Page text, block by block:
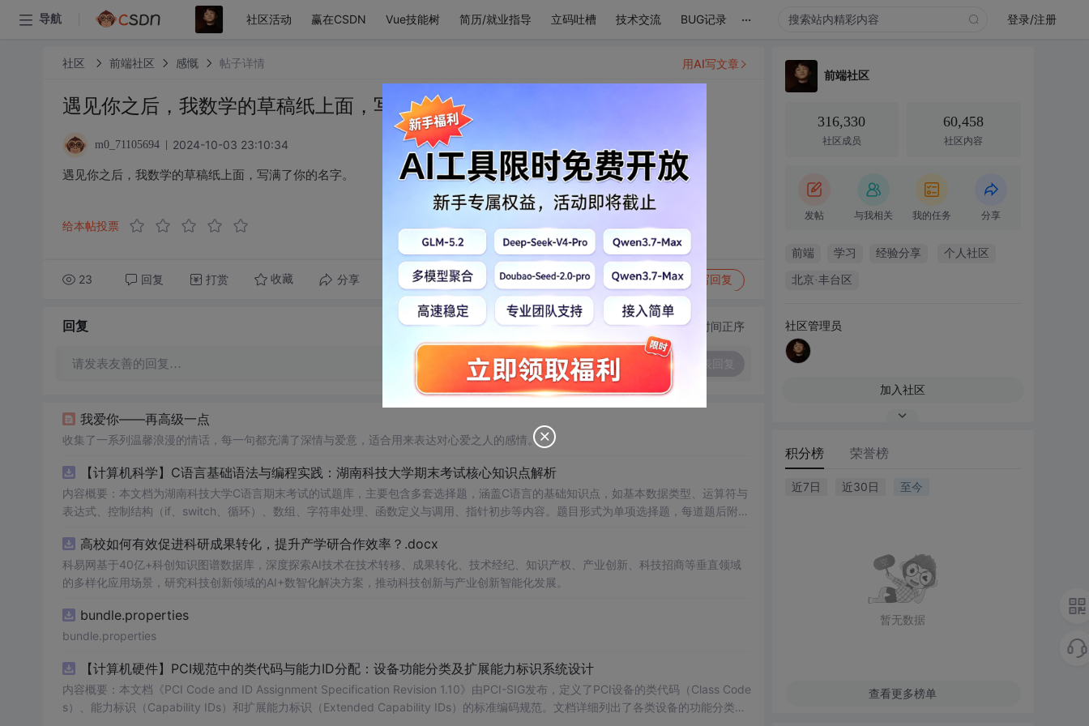
导航 社区活动 赢在CSDN Vue技能树 简历/就业指导 立码吐槽 技术交流 BUG记录 ... 登录/注册
社区 前端社区 感慨 帖子详情
遇见你之后，我数学的草稿纸上面，写满了你的名字。
m0_71105694 2024-10-03 23:10:34
遇见你之后，我数学的草稿纸上面，写满了你的名字。
给本帖投票
23 回复 打赏 收藏 分享 转发到动态 举报 写回复
用AI写文章
回复 切换为时间正序
请发表友善的回复…
我爱你——再高级一点
收集了一系列温馨浪漫的情话，每一句都充满了深情与爱意，适合用来表达对心爱之人的感情。
【计算机科学】C语言基础语法与编程实践：湖南科技大学期末考试核心知识点解析
内容概要：本文档为湖南科技大学C语言期末考试的试题库，主要包含多套选择题，涵盖C语言的基础知识点，如基本数据类型、运算符与
表达式、控制结构（if、switch、循环）、数组、字符串处理、函数定义与调用、指针初步等内容。题目形式为单项选择题，每道题后附有
程的学生，特别是准备期末考试或需要强化基础知识的初学者。; 使用场景及目标：①用于考前复习，检验对C语言核心概念的掌握程度；
②辅助教师出题或课堂教学练习；③通过反复练习提高编程思维与代码逻辑分析能力。; 阅读建议：建议结合教材和上机实践进行练习，
重点关注易错题和涉及复杂逻辑控制的题目，理解每道题背后的程序执行流程，以达到真正掌握语言特性的目的。
高校如何有效促进科研成果转化，提升产学研合作效率？.docx
科易网基于40亿+科创知识图谱数据库，深度探索AI技术在技术转移、成果转化、技术经纪、知识产权、产业创新、科技招商等垂直领域
的多样化应用场景，研究科技创新领域的AI+数智化解决方案，推动科技创新与产业创新智能化发展。
bundle.properties
bundle.properties
【计算机硬件】PCI规范中的类代码与能力ID分配：设备功能分类及扩展能力标识系统设计
内容概要：本文档《PCI Code and ID Assignment Specification Revision 1.10》由PCI-SIG发布，定义了PCI设备的类代码（Class Code
s）、能力标识（Capability IDs）和扩展能力标识（Extended Capability IDs）的标准编码规范。文档详细列出了各类设备的功能分类，
前端社区
316,330
社区成员
60,458
社区内容
发帖 与我相关 我的任务 分享
前端 学习 经验分享 个人社区
北京·丰台区
社区管理员
加入社区
积分榜 荣誉榜
近7日 近30日 至今
暂无数据
查看更多榜单